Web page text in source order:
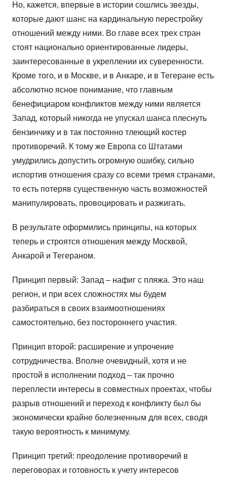
Но, кажется, впервые в истории сошлись звезды,
которые дают шанс на кардинальную перестройку
отношений между ними. Во главе всех трех стран
стоят национально ориентированные лидеры,
заинтересованные в укреплении их суверенности.
Кроме того, и в Москве, и в Анкаре, и в Тегеране есть
абсолютно ясное понимание, что главным
бенефициаром конфликтов между ними является
Запад, который никогда не упускал шанса плеснуть
бензинчику и в так постоянно тлеющий костер
противоречий. К тому же Европа со Штатами
умудрились допустить огромную ошибку, сильно
испортив отношения сразу со всеми тремя странами,
то есть потеряв существенную часть возможностей
манипулировать, провоцировать и разжигать.
В результате оформились принципы, на которых
теперь и строятся отношения между Москвой,
Анкарой и Тегераном.
Принцип первый: Запад – нафиг с пляжа. Это наш
регион, и при всех сложностях мы будем
разбираться в своих взаимоотношениях
самостоятельно, без постороннего участия.
Принцип второй: расширение и упрочение
сотрудничества. Вполне очевидный, хотя и не
простой в исполнении подход – так прочно
переплести интересы в совместных проектах, чтобы
разрыв отношений и переход к конфликту был бы
экономически крайне болезненным для всех, сводя
такую вероятность к минимуму.
Принцип третий: преодоление противоречий в
переговорах и готовность к учету интересов